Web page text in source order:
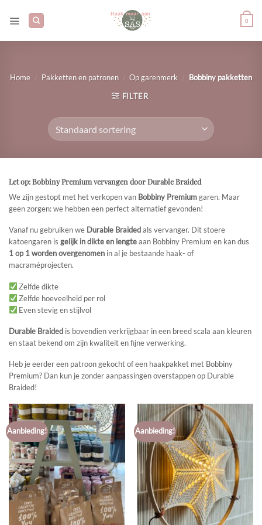
naar
0
Home / Pakketten en patronen / Op garenmerk / Bobbiny pakketten
FILTER
Let op: Bobbiny Premium vervangen door Durable Braided
We zijn gestopt met het verkopen van Bobbiny Premium garen. Maar
geen zorgen: we hebben een perfect alternatief gevonden!
Vanaf nu gebruiken we Durable Braided als vervanger. Dit stoere
katoengaren is gelijk in dikte en lengte aan Bobbiny Premium en kan dus
1 op 1 worden overgenomen in al je bestaande haak- of
macraméprojecten.
Zelfde dikte
Zelfde hoeveelheid per rol
Even stevig en stijlvol
Durable Braided is bovendien verkrijgbaar in een breed scala aan kleuren
en staat bekend om zijn kwaliteit en fijne verwerking.
Heb je eerder een patroon gekocht of een haakpakket met Bobbiny
Premium? Dan kun je zonder aanpassingen overstappen op Durable
Braided!
Aanbieding! Aanbieding!